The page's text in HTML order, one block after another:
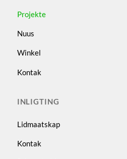
Projekte
Nuus
Winkel
Kontak
INLIGTING
Lidmaatskap
Kontak